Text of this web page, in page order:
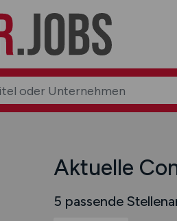
Aktuelle
5 passende